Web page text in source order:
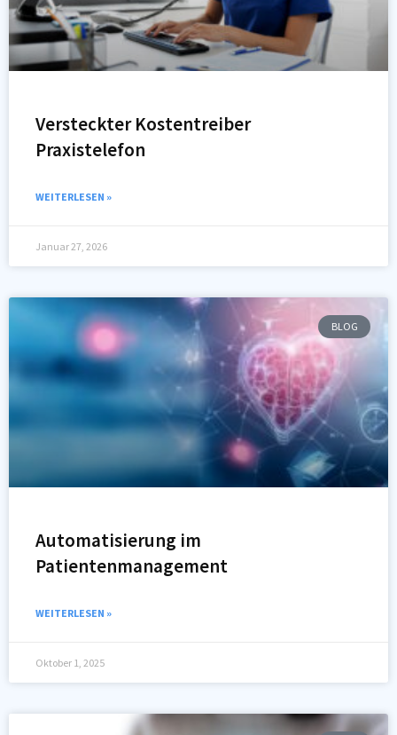
Versteckter Kostentreiber
Praxistelefon
WEITERLESEN »
Januar 27, 2026
BLOG
Automatisierung im
Patientenmanagement
WEITERLESEN »
Oktober 1, 2025